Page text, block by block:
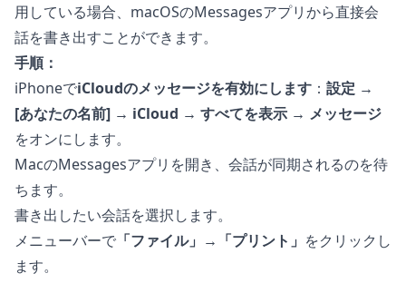
用している場合、macOSのMessagesアプリから直接会
話を書き出すことができます。
手順：
iPhoneでiCloudのメッセージを有効にします ： 設定 →
[あなたの名前] → iCloud → すべてを表示 → メッセージ
をオンにします。
MacのMessagesアプリを開き、会話が同期されるのを待
ちます。
書き出したい会話を選択します。
メニューバーで 「ファイル」→「プリント」 をクリックし
ます。